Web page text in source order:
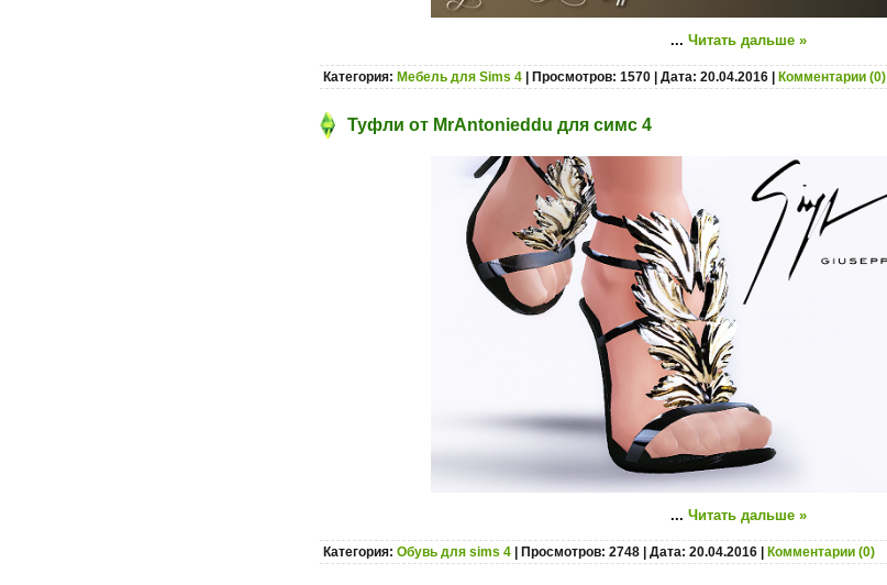
... Читать дальше »
Категория: Мебель для Sims 4 | Просмотров: 1570 | Дата: 20.04.2016 Комментарии (0)
Туфли от MrAntonieddu для симс 4
... Читать дальше »
Категория: Обувь для sims 4 | Просмотров: 2748 | Дата: 20.04.2016 Комментарии (0)